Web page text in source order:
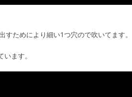
ためにより細い1つ穴ので吹いてます。
ます。